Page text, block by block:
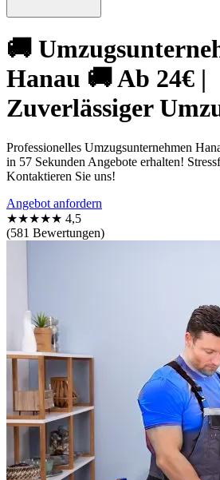
🚚
Hanau 🚚 Ab 24€ |
Zuverlässiger
Professionelles Umzugsunternehmen
in 57 Sekunden Angebote erhalten!
Kontaktieren Sie uns!
Angebot anfordern
★★★★★ 4,5
(581 Bewertungen)